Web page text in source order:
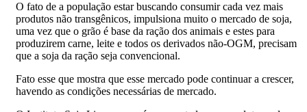
O fato de a população estar buscando consumir cada vez mais
produtos não transgênicos, impulsiona muito o mercado de soja,
uma vez que o grão é base da ração dos animais e estes para
produzirem carne, leite e todos os derivados não-OGM, precisam
que a soja da ração seja convencional.
Fato esse que mostra que esse mercado pode continuar a crescer,
havendo as condições necessárias de mercado.